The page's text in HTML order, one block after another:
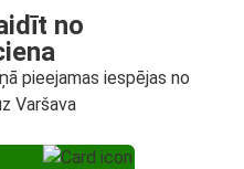
no
pieejamas iespējas no
Varšava